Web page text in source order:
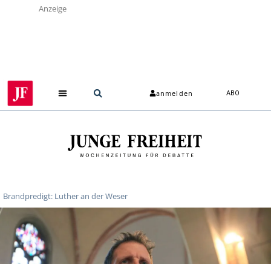
Anzeige
anmelden ABO
Brandpredigt: Luther an der Weser